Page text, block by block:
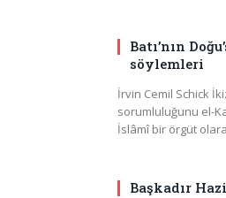
Batı’nın
söylemleri
İrvin Cemil Schick
sorumluluğunu el-
İslâmî bir örgüt
Başkadır